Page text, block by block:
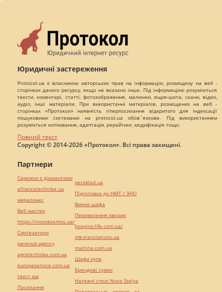
Юридичні застереження
Protocol.ua є власником авторських прав на інформацію, розміщену на веб -
сторінках даного ресурсу, якщо не вказано інше. Під інформацією розуміються
тексти, коментарі, статті, фотозображення, малюнки, ящик-шота, скани, відео,
аудіо, інші матеріали. При використанні матеріалів, розміщених на веб -
сторінках «Протокол» наявність гіперпосилання відкритого для індексації
пошуковими системами на protocol.ua обов`язкове. Під використанням
розуміється копіювання, адаптація, рерайтинг, модифікація тощо.
Повний текст
Copyright © 2014-2026 «Протокол». Всі права захищені.
Партнери
Сережки з діамантами
alliancetechnika.ua
миралинкс
Веб мастер
https://motokosmos.ua/
Синтезатори
perevod.agency
agrotechnika.com.ua
europeservice.com.ua
текст юа
Посилання
pereklad.ua
Підготовка до НМТ / ЗНО
Винна шафа
Перевезення хворих
hospice-life.com.ua/
mk-translations.ua
maltina.com.ua
Шафи купе
Брендові сумки
Натяжні стелі Nova Stelya